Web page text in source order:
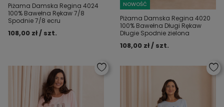
Piżama Damska Regina 4024
100% Bawełna Rękaw 7/8
Spodnie 7/8 ecru
108,00 zł / szt.
NOWOŚĆ
Piżama Damska Regina 4020
100% Bawełna Długi Rękaw
Długie Spodnie zielona
108,00 zł / szt.